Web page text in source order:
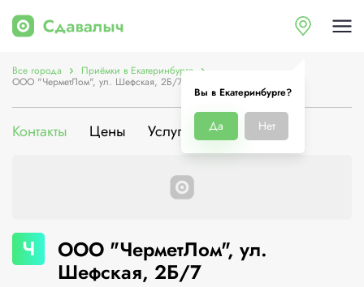
Вы в Екатеринбурге?
Да Нет
Все города Приёмки в Екатеринбурге
ООО "ЧерметЛом", ул. Шефская, 2Б/7
Контакты Цены Услуги О компании
Ч
ООО "ЧерметЛом", ул.
Шефская, 2Б/7